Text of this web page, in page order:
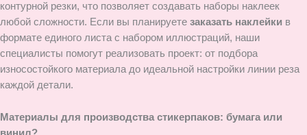
контурной резки, что позволяет создавать наборы наклеек
любой сложности. Если вы планируете заказать наклейки в
формате единого листа с набором иллюстраций, наши
специалисты помогут реализовать проект: от подбора
износостойкого материала до идеальной настройки линии реза
каждой детали.
Материалы для производства стикерпаков: бумага или
винил?